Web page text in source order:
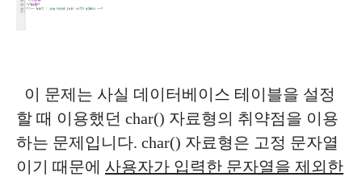
이 문제는 사실 데이터베이스 테이블을 설정
할 때 이용했던 char() 자료형의 취약점을 이용
하는 문제입니다. char() 자료형은 고정 문자열
이기 때문에 사용자가 입력한 문자열을 제외한